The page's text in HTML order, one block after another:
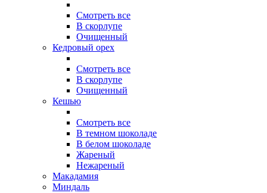
Смотреть все
В скорлупе
Очищенный
Кедровый орех
Смотреть все
В скорлупе
Очищенный
Кешью
Смотреть все
В темном шоколаде
В белом шоколаде
Жареный
Нежареный
Макадамия
Миндаль